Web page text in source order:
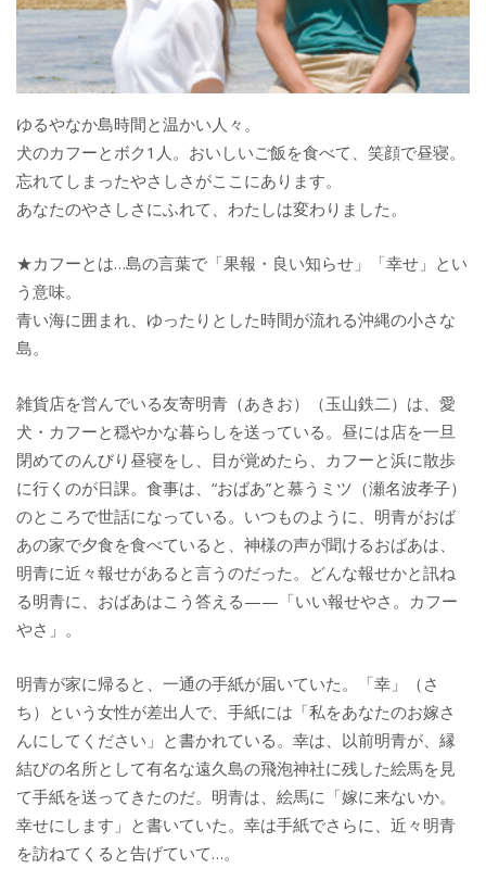
ゆるやなか島時間と温かい人々。
犬のカフーとボク1人。おいしいご飯を食べて、笑顔で昼寝。
忘れてしまったやさしさがここにあります。
あなたのやさしさにふれて、わたしは変わりました。
★カフーとは…島の言葉で「果報・良い知らせ」「幸せ」とい
う意味。
青い海に囲まれ、ゆったりとした時間が流れる沖縄の小さな
島。
雑貨店を営んでいる友寄明青（あきお）（玉山鉄二）は、愛
犬・カフーと穏やかな暮らしを送っている。昼には店を一旦
閉めてのんびり昼寝をし、目が覚めたら、カフーと浜に散歩
に行くのが日課。食事は、“おばあ”と慕うミツ（瀬名波孝子）
のところで世話になっている。いつものように、明青がおば
あの家で夕食を食べていると、神様の声が聞けるおばあは、
明青に近々報せがあると言うのだった。どんな報せかと訊ね
る明青に、おばあはこう答える——「いい報せやさ。カフー
やさ」。
明青が家に帰ると、一通の手紙が届いていた。「幸」（さ
ち）という女性が差出人で、手紙には「私をあなたのお嫁さ
んにしてください」と書かれている。幸は、以前明青が、縁
結びの名所として有名な遠久島の飛泡神社に残した絵馬を見
て手紙を送ってきたのだ。明青は、絵馬に「嫁に来ないか。
幸せにします」と書いていた。幸は手紙でさらに、近々明青
を訪ねてくると告げていて…。